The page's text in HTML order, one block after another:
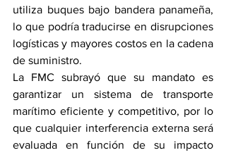
utiliza buques bajo bandera panameña,
lo que podría traducirse en disrupciones
logísticas y mayores costos en la cadena
de suministro.
La FMC subrayó que su mandato es
garantizar un sistema de transporte
marítimo eficiente y competitivo, por lo
que cualquier interferencia externa será
evaluada en función de su impacto